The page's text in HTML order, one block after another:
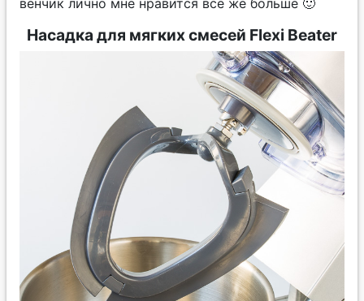
венчик лично мне нравится всё же больше 🙂
Насадка для мягких смесей Flexi Beater